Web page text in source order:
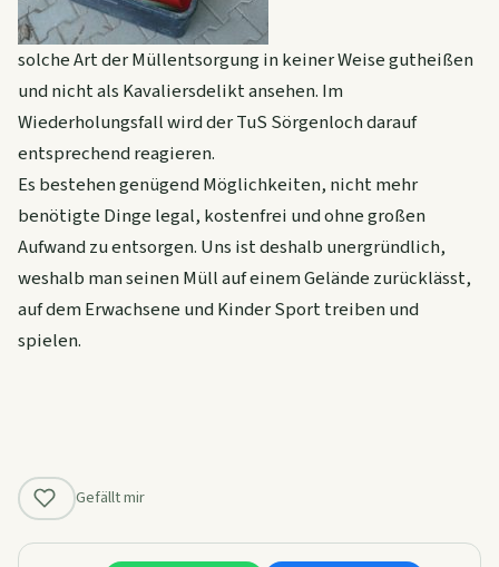
solche Art der Müllentsorgung in keiner Weise gutheißen
und nicht als Kavaliersdelikt ansehen. Im
Wiederholungsfall wird der TuS Sörgenloch darauf
entsprechend reagieren.
Es bestehen genügend Möglichkeiten, nicht mehr
benötigte Dinge legal, kostenfrei und ohne großen
Aufwand zu entsorgen. Uns ist deshalb unergründlich,
weshalb man seinen Müll auf einem Gelände zurücklässt,
auf dem Erwachsene und Kinder Sport treiben und
spielen.
Gefällt mir